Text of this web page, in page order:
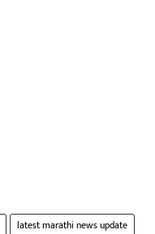
latest marathi news update